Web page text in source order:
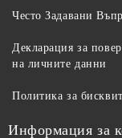
Често Задавани
Декларация за
на личните данни
Политика за
Информация за